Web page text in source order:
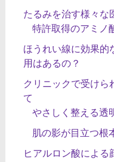
たるみを治す様々な
特許取得のアミノ
ほうれい線に効果的
用はあるの？
クリニックで受けら
て
やさしく整える透
肌の影が目立つ根
ヒアルロン酸による